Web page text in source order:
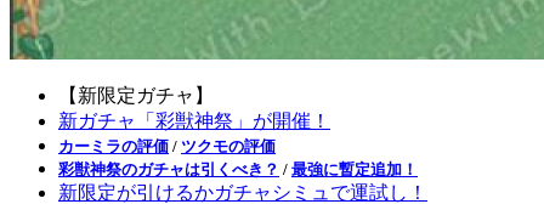
【新限定ガチャ】
新ガチャ「彩獣神祭」が開催！
カーミラの評価 / ツクモの評価
彩獣神祭のガチャは引くべき？ / 最強に暫定追加！
新限定が引けるかガチャシミュで運試し！